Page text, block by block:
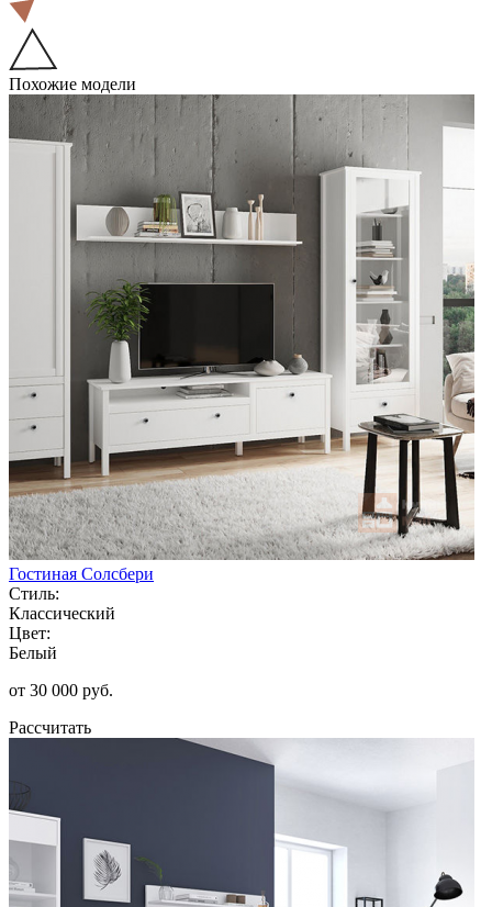
Похожие модели
Гостиная Солсбери
Стиль:
Классический
Цвет:
Белый
от 30 000 руб.
Рассчитать